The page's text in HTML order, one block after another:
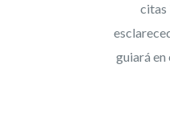
citas
guiará en